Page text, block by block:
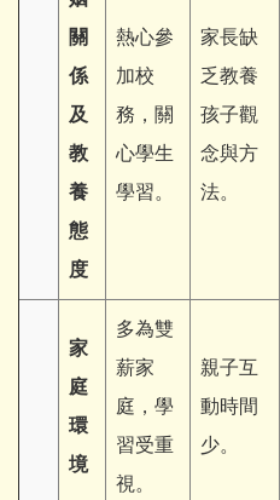
關
係
及
教
養
態
度
熱心參
加校
務，關
心學生
學習。
家長缺
乏教養
孩子觀
念與方
法。
家
庭
環
境
多為雙
薪家
庭，學
習受重
視。
親子互
動時間
少。